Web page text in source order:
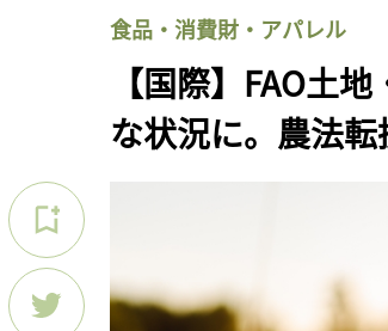
食品・消費財・アパレル
【国際】FAO土
な状況に。農法